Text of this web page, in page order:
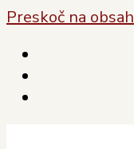
Preskoč na obsah